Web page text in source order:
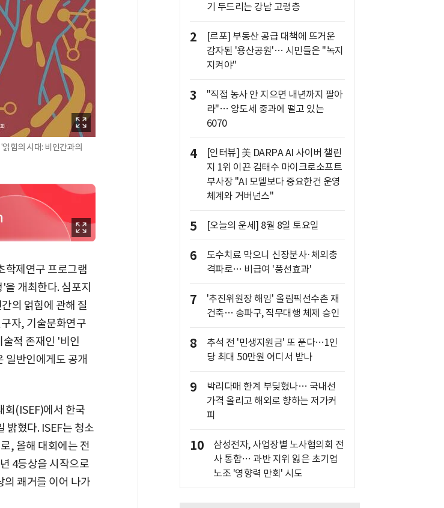
힘의 시대: 비인간과의
학제연구 프로그램
개최한다. 심포지
의 얽힘에 관해 질
자, 기술문화연구
적 존재인 '비인
일반인에게도 공개
(ISEF)에서 한국
밝혔다. ISEF는 청소
, 올해 대회에는 전
4등상을 시작으로
쾌거를 이어 나가
기 두드리는 강남 고령층
2
[르포] 부동산 공급 대책에 뜨거운
감자된 '용산공원'… 시민들은 "녹지
지켜야"
3
"직접 농사 안 지으면 내년까지 팔아
라"… 양도세 중과에 떨고 있는
6070
4
[인터뷰] 美 DARPA AI 사이버 챌린
지 1위 이끈 김태수 마이크로소프트
부사장 "AI 모델보다 중요한건 운영
체계와 거버넌스"
5 [오늘의 운세] 8월 8일 토요일
6
도수치료 막으니 신장분사·체외충
격파로… 비급여 '풍선효과'
7
'추진위원장 해임' 올림픽선수촌 재
건축… 송파구, 직무대행 체제 승인
8
추석 전 '민생지원금' 또 푼다…1인
당 최대 50만원 어디서 받나
9
박리다매 한계 부딪혔나… 국내선
가격 올리고 해외로 향하는 저가커
피
10
삼성전자, 사업장별 노사협의회 전
사 통합… 과반 지위 잃은 초기업
노조 '영향력 만회' 시도